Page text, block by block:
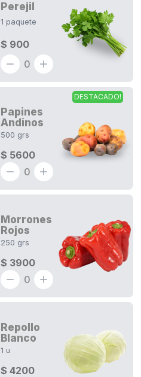
Perejil
1 paquete
$ 900
0
DESTACADO!
Papines
Andinos
500 grs
$ 5600
0
Morrones
Rojos
250 grs
$ 3900
0
Repollo
Blanco
1 u
$ 4200